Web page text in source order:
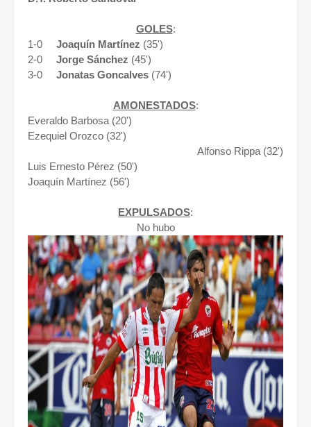
GOLES:
1-0
Joaquín Martínez (35')
2-0 Jorge Sánchez (45')
3-0
Jonatas Goncalves (74')
AMONESTADOS:
Everaldo Barbosa (20')
Ezequiel Orozco (32')
Alfonso Rippa (32')
Luis Ernesto Pérez (50')
Joaquín Martínez (56')
EXPULSADOS:
No hubo